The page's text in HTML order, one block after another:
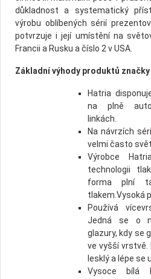
důkladnost a systematický
výrobu oblíbených sérií
potvrzuje i její umístění na
Francii a Rusku a číslo 2 v USA.
Základní výhody produktů
Hatria
na plně
linkách.
Na návrzích
velmi často
Výrobce
technologii
forma plní
tlakem.Vysoká
Používá
Jedná se o
glazury, kdy se
ve vyšší vrstvě.
lesklý a lépe se
Vysoce bílá